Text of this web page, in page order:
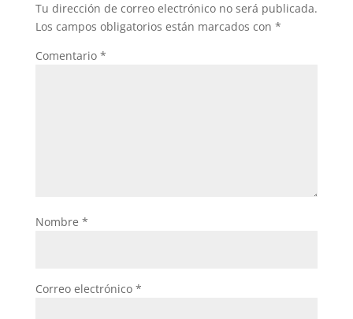
Tu dirección de correo electrónico no será publicada.
Los campos obligatorios están marcados con *
Comentario *
Nombre *
Correo electrónico *